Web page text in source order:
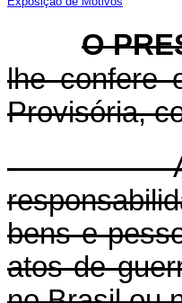
O
lhe confere
Provisória,
Art.
bens e
atos de